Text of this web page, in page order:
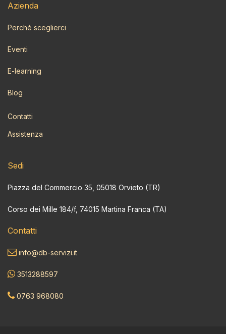
Azi​enda
Perché sceglierci
Eventi
E-learning
Blog
Contatti
Assistenza
Sedi
Piazza del Commercio 35, 05018 Orvieto (TR)
Corso dei Mille 184/f, 74015 Martina Franca (TA)
Contatti
info@db-servizi.it
3513288597
0763 968080